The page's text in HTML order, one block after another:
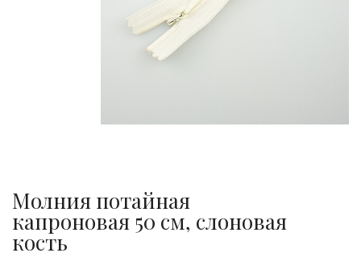
Молния потайная
капроновая 50 см, слоновая
кость